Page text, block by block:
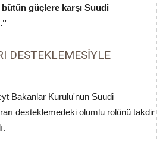
güçlere karşı Suudi
DESTEKLEMESİYLE
Bakanlar Kurulu'nun Suudi
desteklemedeki olumlu rolünü takdir